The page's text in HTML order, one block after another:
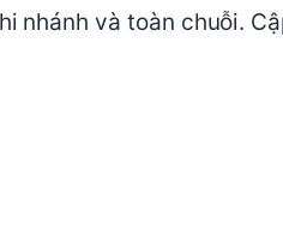
nhánh và toàn chuỗi.